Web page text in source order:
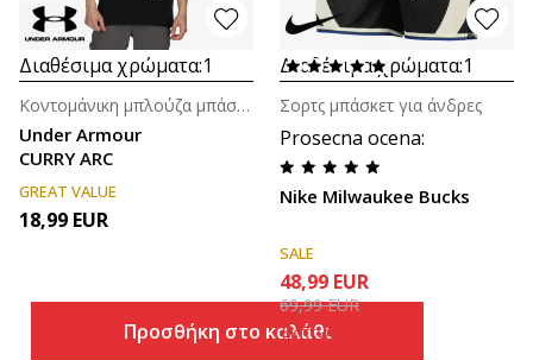
Διαθέσιμα χρώματα:1
Under Armour
CURRY ARC
Κοντομάνικη μπλούζα μπάσκετ για άνδρες
GREAT VALUE
18,99 EUR
Προσθήκη στο καλάθι
Διαθέσιμα χρώματα:1
Prosecna ocena:
Nike Milwaukee Bucks
Σορτς μπάσκετ για άνδρες
SALE
48,99 EUR
69,99EUR
Έκπτωση